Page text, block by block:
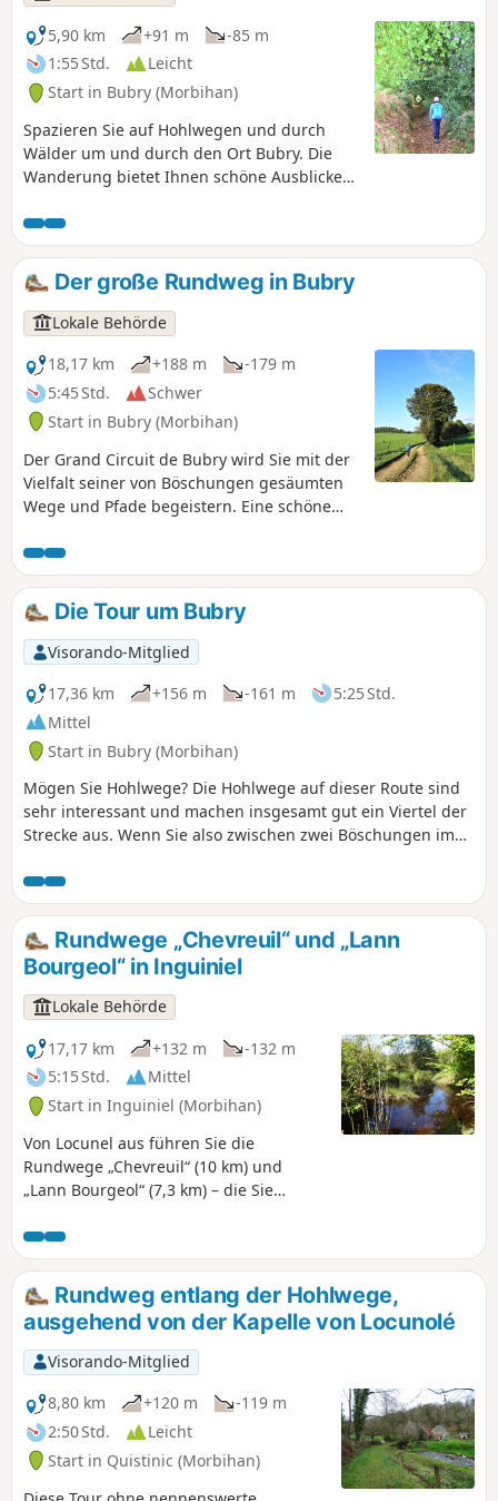
5,90 km
+91 m
-85 m
1:55 Std.
Leicht
Start in Bubry (Morbihan)
Spazieren Sie auf Hohlwegen und durch
Wälder um und durch den Ort Bubry. Die
Wanderung bietet Ihnen schöne Ausblicke
das religiöse Erbe des Ortes, seine Kirche
und sein Pfarrhaus, die Kapelle Sainte-
Hélène, seinen Brunnen und seine
Waschhäuser entdecken.
Der große Rundweg in Bubry
Lokale Behörde
18,17 km
+188 m
-179 m
5:45 Std.
Schwer
Start in Bubry (Morbihan)
Der Grand Circuit de Bubry wird Sie mit der
Vielfalt seiner von Böschungen gesäumten
Wege und Pfade begeistern. Eine schöne
Landschaft, durch Dörfer mit gut erhaltenen
traditionellen Häusern und vorbei an
Kapellen und Brunnen.
Die Tour um Bubry
Visorando-Mitglied
17,36 km
+156 m -161 m
5:25 Std.
Mittel
Start in Bubry (Morbihan)
Mögen Sie Hohlwege? Die Hohlwege auf dieser Route sind
sehr interessant und machen insgesamt gut ein Viertel der
Strecke aus. Wenn Sie also zwischen zwei Böschungen im
auf den Weg nach Bubry. Sie werden begeistert sein. Die
erste Stunde der Wanderung ist eher unspektakulär, aber
der Rest der Route ist ziemlich außergewöhnlich.
Rundwege „Chevreuil“ und „Lann
Bourgeol“ in Inguiniel
Lokale Behörde
17,17 km
+132 m
-132 m
5:15 Std.
Mittel
Start in Inguiniel (Morbihan)
Von Locunel aus führen Sie die
Rundwege „Chevreuil“ (10 km) und
„Lann Bourgeol“ (7,3 km) – die Sie
Zug zurücklegen können – entlang von
Bächen und durch Wälder auf
Entdeckungsreise durch die Landschaft
von Inguiniel. Sie werden von den
charakteristischen Häusern, der Kapelle
von Lochrist, dem Kirchhof und dem
Brunnen begeistert sein.
Rundweg entlang der Hohlwege,
ausgehend von der Kapelle von Locunolé
Visorando-Mitglied
8,80 km
+120 m
-119 m
2:50 Std.
Leicht
Start in Quistinic (Morbihan)